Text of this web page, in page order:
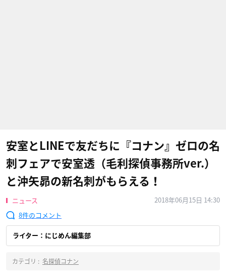
安室とLINEで友だちに『コナン』ゼロの名
刺フェアで安室透（毛利探偵事務所ver.）
と沖矢昴の新名刺がもらえる！
ニュース
2018年06月15日 14:30
8
ライター：にじめん編集部
カテゴリ : 名探偵コナン